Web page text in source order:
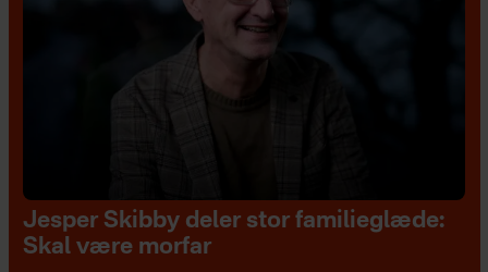
Jesper Skibby deler stor familieglæde:
Skal være morfar